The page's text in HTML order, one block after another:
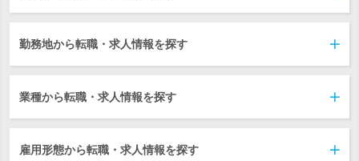
勤務地から転職・求人情報を探す
業種から転職・求人情報を探す
雇用形態から転職・求人情報を探す